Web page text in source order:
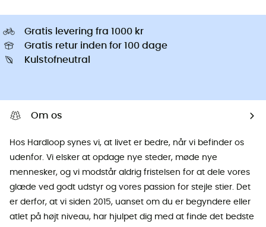
Gratis levering fra 1000 kr
Gratis retur inden for 100 dage
Kulstofneutral
Om os
Hos Hardloop synes vi, at livet er bedre, når vi befinder os
udenfor. Vi elsker at opdage nye steder, møde nye
mennesker, og vi modstår aldrig fristelsen for at dele vores
glæde ved godt udstyr og vores passion for stejle stier. Det
er derfor, at vi siden 2015, uanset om du er begyndere eller
atlet på højt niveau, har hjulpet dig med at finde det bedste